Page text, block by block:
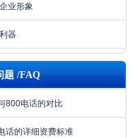
业形象
器
题 /FAQ
800电话的对比
话的详细资费标准